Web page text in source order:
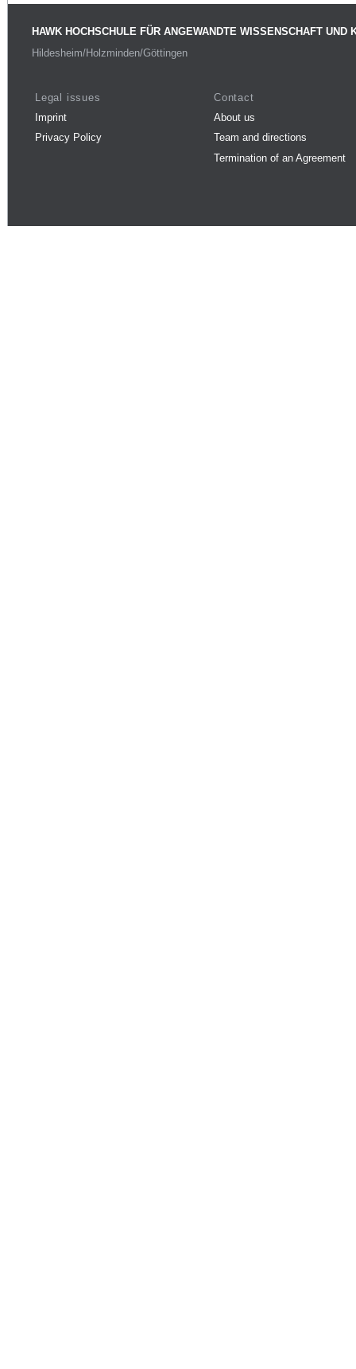
HAWK HOCHSCHULE FÜR ANGEWANDTE WISSENSCHAFT UND
Hildesheim/Holzminden/Göttingen
Legal issues
Imprint
Privacy Policy
Contact
About us
Team and directions
Termination of an Agreement